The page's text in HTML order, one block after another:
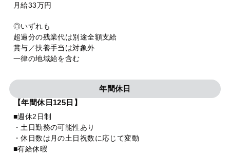
月給33万円
◎いずれも
超過分の残業代は別途全額支給
賞与／扶養手当は対象外
一律の地域給を含む
年間休日
【年間休日125日】
■週休2日制
・土日勤務の可能性あり
・休日数は月の土日祝数に応じて変動
■有給休暇